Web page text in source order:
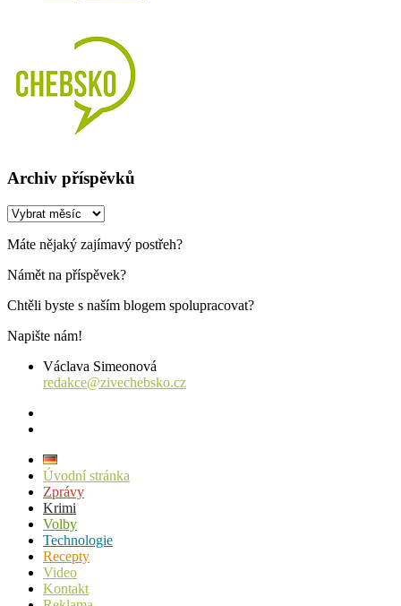
Archiv příspěvků
Archiv
Máte nějaký zajímavý postřeh?
Námět na příspěvek?
Chtěli byste s naším blogem spolupracovat?
Napište nám!
Václava Simeonová
redakce@zivechebsko.cz
Úvodní stránka
Zprávy
Krimi
Volby
Technologie
Recepty
Video
Kontakt